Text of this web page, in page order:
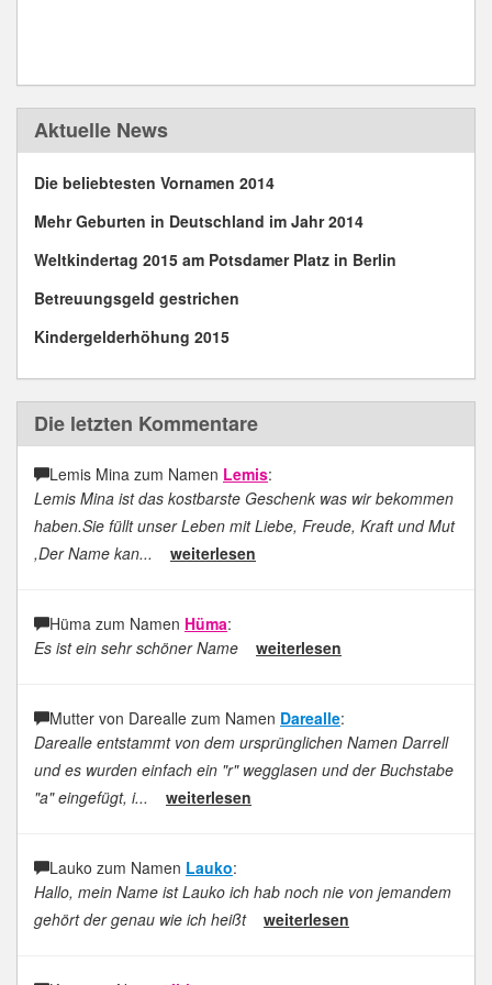
Aktuelle News
Die beliebtesten Vornamen 2014
Mehr Geburten in Deutschland im Jahr 2014
Weltkindertag 2015 am Potsdamer Platz in Berlin
Betreuungsgeld gestrichen
Kindergelderhöhung 2015
Die letzten Kommentare
Lemis Mina zum Namen Lemis:
Lemis Mina ist das kostbarste Geschenk was wir bekommen
haben.Sie füllt unser Leben mit Liebe, Freude, Kraft und Mut
,Der Name kan...
weiterlesen
Hüma zum Namen Hüma:
Es ist ein sehr schöner Name
weiterlesen
Mutter von Darealle zum Namen Darealle:
Darealle entstammt von dem ursprünglichen Namen Darrell
und es wurden einfach ein "r" wegglasen und der Buchstabe
"a" eingefügt, i...
weiterlesen
Lauko zum Namen Lauko:
Hallo, mein Name ist Lauko ich hab noch nie von jemandem
gehört der genau wie ich heißt
weiterlesen